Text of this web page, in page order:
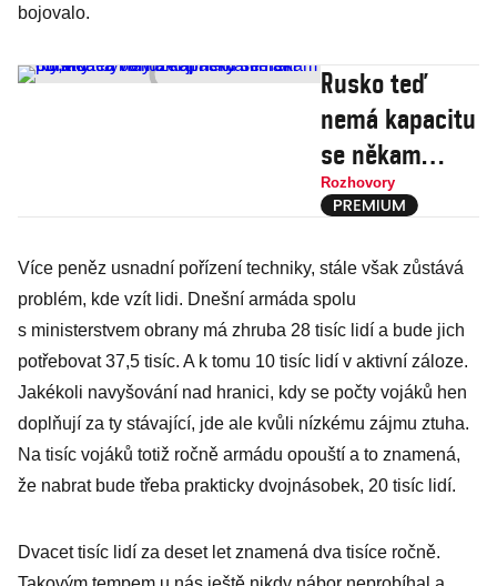
bojovalo.
Rusko teď
nemá kapacitu
se někam
pohnout a
bohužel jí
nemáme ani
my, říká bývalý
ukrajinský
ministr obrany
Rozhovory
Více peněz usnadní pořízení techniky, stále však zůstává
problém, kde vzít lidi. Dnešní armáda spolu
s ministerstvem obrany má zhruba 28 tisíc lidí a bude jich
potřebovat 37,5 tisíc. A k tomu 10 tisíc lidí v aktivní záloze.
Jakékoli navyšování nad hranici, kdy se počty vojáků hen
doplňují za ty stávající, jde ale kvůli nízkému zájmu ztuha.
Na tisíc vojáků totiž ročně armádu opouští a to znamená,
že nabrat bude třeba prakticky dvojnásobek, 20 tisíc lidí.
Dvacet tisíc lidí za deset let znamená dva tisíce ročně.